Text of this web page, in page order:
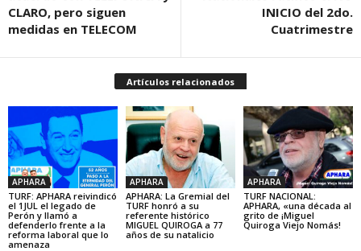
CLARO, pero siguen
medidas en TELECOM
INICIO del 2do.
Cuatrimestre
Artículos relacionados
APHARA
TURF: APHARA reivindicó
el 1JUL el legado de
Perón y llamó a
defenderlo frente a la
reforma laboral que lo
amenaza
APHARA
APHARA: La Gremial del
TURF honró a su
referente histórico
MIGUEL QUIROGA a 77
años de su natalicio
APHARA
TURF NACIONAL:
APHARA, «una década al
grito de ¡Miguel
Quiroga Viejo Nomás!